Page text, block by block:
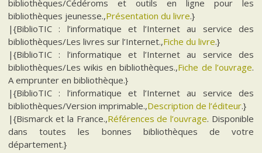
bibliothèques/Cédéroms et outils en ligne pour les
bibliothèques jeunesse.,Présentation du livre.}
|{BiblioTIC : l’informatique et l’Internet au service des
bibliothèques/Les livres sur l’Internet.,Fiche du livre.}
|{BiblioTIC : l’informatique et l’Internet au service des
bibliothèques/Les wikis en bibliothèques.,Fiche de l’ouvrage.
A emprunter en bibliothèque.}
|{BiblioTIC : l’informatique et l’Internet au service des
bibliothèques/Version imprimable.,Description de l’éditeur.}
|{Bismarck et la France.,Références de l’ouvrage. Disponible
dans toutes les bonnes bibliothèques de votre
département.}